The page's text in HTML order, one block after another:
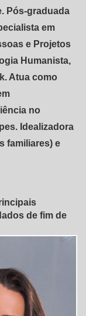
Pós-graduada
em
e Projetos
Humanista,
Atua como
no
Idealizadora
familiares) e
de fim de